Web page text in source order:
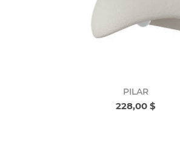
PILAR
228,00 $